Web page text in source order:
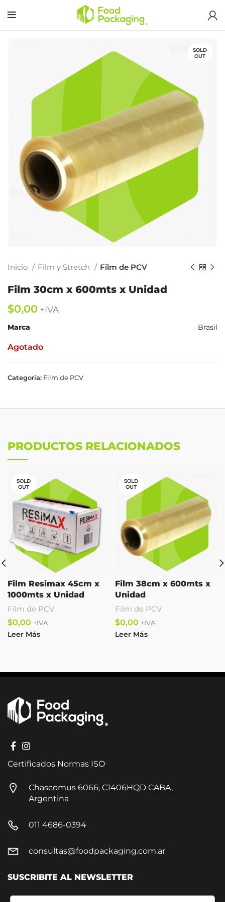
SOLD
OUT
Inicio Film y Stretch Film de PCV
Film 30cm x 600mts x Unidad
$
Marca Brasil
Agotado
Categoría: Film de PCV
PRODUCTOS RELACIONADOS
SOLD
OUT
Film Resimax 45cm x
1000mts x Unidad
Film de PCV
$
Leer Más
SOLD
OUT
Film 38cm x 600mts x
Unidad
Film de PCV
$
Leer Más
Certificados Normas ISO
Chascomus 6066, C1406HQD CABA,
Argentina
011 4686-0394
consultas@foodpackaging.com.ar
SUSCRIBITE AL NEWSLETTER